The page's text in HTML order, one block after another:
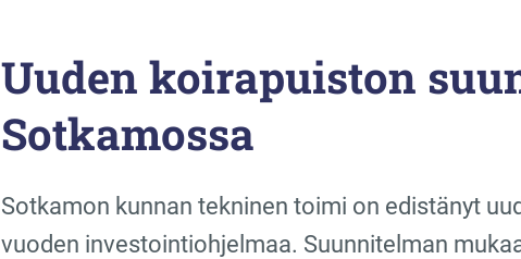
Uuden koirapuiston
Sotkamossa
Sotkamon kunnan tekninen toimi on edistänyt
vuoden investointiohjelmaa. Suunnitelman